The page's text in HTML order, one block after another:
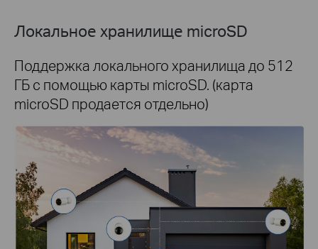
Локальное хранилище microSD
Поддержка локального хранилища до 512
ГБ с помощью карты microSD. (карта
microSD продается отдельно)